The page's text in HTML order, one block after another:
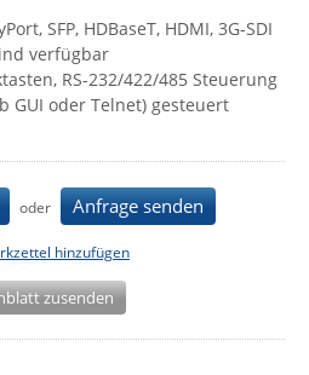
SFP, HDBaseT, HDMI, 3G-SDI
verfügbar
RS-232/422/485 Steuerung
GUI oder Telnet) gesteuert
oder Anfrage senden
hinzufügen
zusenden